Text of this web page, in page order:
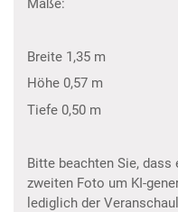
Maße:
Breite 1,35 m
Höhe 0,57 m
Tiefe 0,50 m
Bitte beachten Sie,
zweiten Foto um KI-
lediglich der